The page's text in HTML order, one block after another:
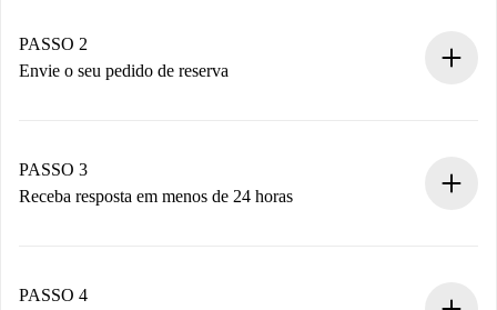
Você tem todas as informações necessárias
antecipadamente.
PASSO 2
Envie o seu pedido de reserva
Não cobramos nada até que o proprietário confirme.
PASSO 3
Receba resposta em menos de 24 horas
proprietário.
PASSO 4